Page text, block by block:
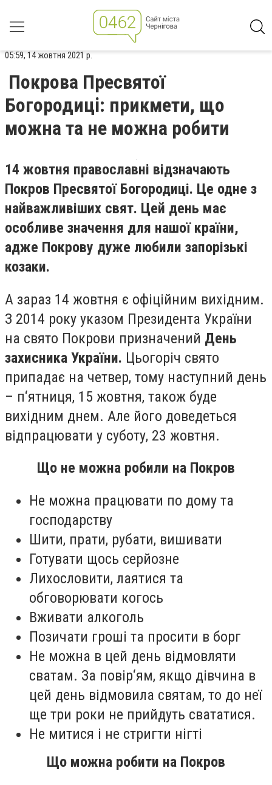
05:59, 14 жовтня 2021 р.
Покрова Пресвятої
Богородиці: прикмети, що
можна та не можна робити
14 жовтня православні відзначають
Покров Пресвятої Богородиці. Це одне з
найважливіших свят. Цей день має
особливе значення для нашої країни,
адже Покрову дуже любили запорізькі
козаки.
А зараз 14 жовтня є офіційним вихідним.
З 2014 року указом Президента України
на свято Покрови призначений День
захисника України. Цьогоріч свято
припадає на четвер, тому наступний день
– п‘ятниця, 15 жовтня, також буде
вихідним днем. Але його доведеться
відпрацювати у суботу, 23 жовтня.
Що не можна робили на Покров
Не можна працювати по дому та
господарству
Шити, прати, рубати, вишивати
Готувати щось серйозне
Лихословити, лаятися та
обговорювати когось
Вживати алкоголь
Позичати гроші та просити в борг
Не можна в цей день відмовляти
сватам. За повір‘ям, якщо дівчина в
цей день відмовила святам, то до неї
ще три роки не прийдуть свататися.
Не митися і не стригти нігті
Що можна робити на Покров